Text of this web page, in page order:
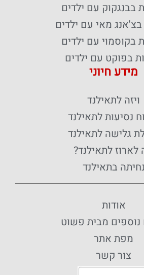
בבנגקוק עם ילדים
בצ'אנג מאי עם ילדים
בקוסמוי עם ילדים
בפוקט עם ילדים
מידע חיוני
ויזה לתאילנד
נסיעות לתאילנד
גלישה לתאילנד
לארוז לתאילנד?
נחיתה בתאילנד
אודות
נוספים מבית פשוט
מפת אתר
צור קשר